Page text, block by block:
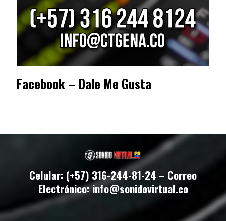
Facebook – Dale Me Gusta
Celular: (+57) 316-244-81-24 – Correo
Electrónico: info@sonidovirtual.co